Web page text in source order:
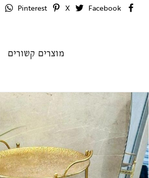
Facebook
X
Pinterest
מוצרים קשורים